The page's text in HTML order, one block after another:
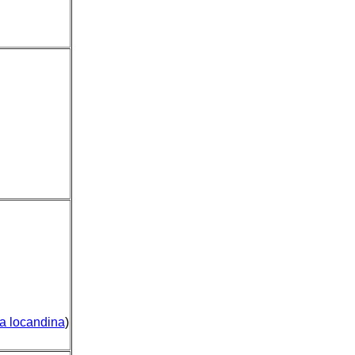
locandina)